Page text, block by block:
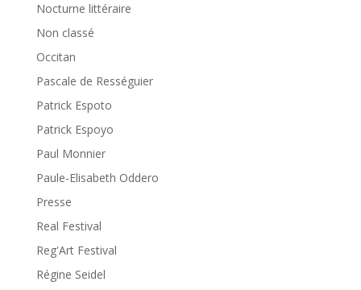
Nocturne littéraire
Non classé
Occitan
Pascale de Rességuier
Patrick Espoto
Patrick Espoyo
Paul Monnier
Paule-Elisabeth Oddero
Presse
Real Festival
Reg'Art Festival
Régine Seidel